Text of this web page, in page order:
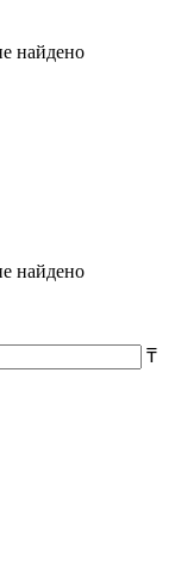
найдено
найдено
₸